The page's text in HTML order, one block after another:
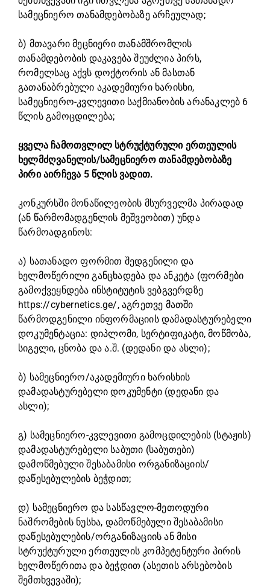
სამეცნიერო თანამდებობაზე არჩეულად;
ბ) მთავარი მეცნიერი თანამშრომლის
თანამდებობის დაკავება შეუძლია პირს,
რომელსაც აქვს დოქტორის ან მასთან
გათანაბრებული აკადემიური ხარისხი,
სამეცნიერო-კვლევითი საქმიანობის არანაკლებ 6
წლის გამოცდილება;
ყველა ჩამოთვლილ სტრუქტურული ერთეულის
ხელმძღვანელის/სამეცნიერო თანამდებობაზე
პირი აირჩევა 5 წლის ვადით.
კონკურსში მონაწილეობის მსურველმა პირადად
(ან წარმომადგენლის მეშვეობით) უნდა
წარმოადგინოს:
ა) სათანადო ფორმით შედგენილი და
ხელმოწერილი განცხადება და ანკეტა (ფორმები
გამოქვეყნდება ინსტიტუტის ვებგვერდზე
https://cybernetics.ge/, აგრეთვე მათში
წარმოდგენილი ინფორმაციის დამადასტურებელი
დოკუმენტაცია: დიპლომი, სერტიფიკატი, მოწმობა,
სიგელი, ცნობა და ა.შ. (დედანი და ასლი);
ბ) სამეცნიერო/აკადემიური ხარისხის
დამადასტურებელი დოკუმენტი (დედანი და
ასლი);
გ) სამეცნიერო-კვლევითი გამოცდილების (სტაჟის)
დამადასტურებელი საბუთი (საბუთები)
დამოწმებული შესაბამისი ორგანიზაციის/
დაწესებულების ბეჭდით;
დ) სამეცნიერო და სასწავლო-მეთოდური
ნაშრომების ნუსხა, დამოწმებული შესაბამისი
დაწესებულების/ორგანიზაციის ან მისი
სტრუქტურული ერთეულის კომპეტენტური პირის
ხელმოწერითა და ბეჭდით (ასეთის არსებობის
შემთხვევაში);